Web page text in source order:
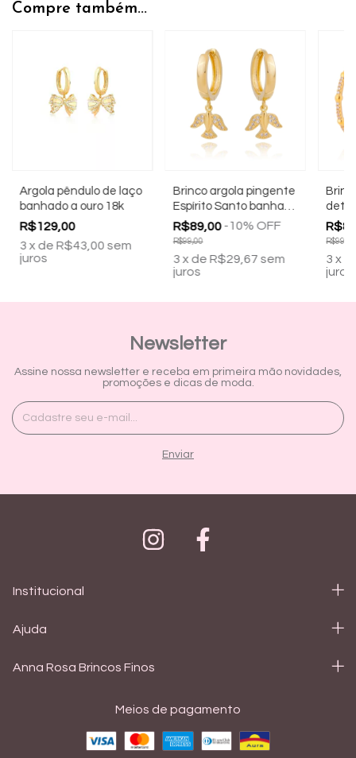
Compre também...
Argola pêndulo de laço
banhado a ouro 18k
R$129,00
3 xde R$43,00 sem
juros
Brinco argola pingente
Espírito Santo banhado
a ouro 18k
R$89,00-10% OFF
R$99,00
3 xde R$29,67 sem
juros
R$99,00
3 x
juros
Newsletter
Assine nossa newsletter e receba em primeira mão novidades,
promoções e dicas de moda.
Institucional
Ajuda
Anna Rosa Brincos Finos
Meios de pagamento